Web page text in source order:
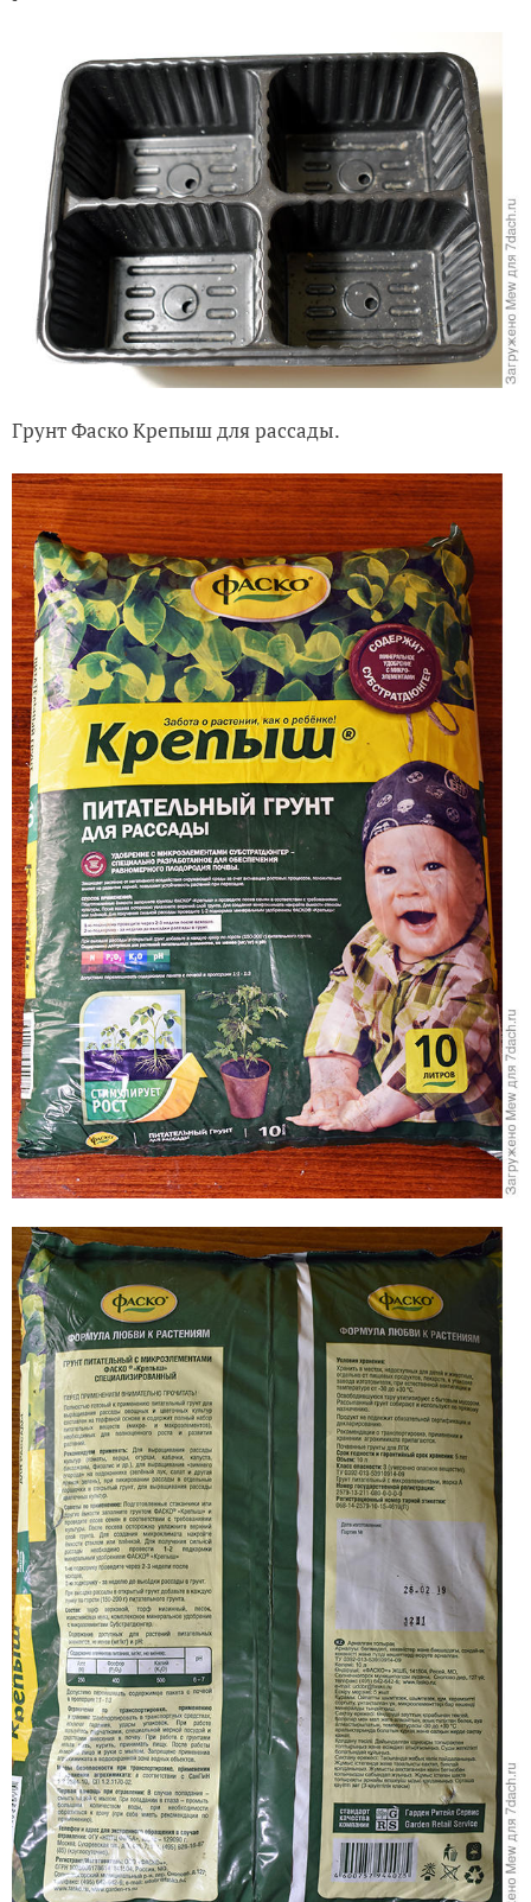
Грунт Фаско Крепыш для рассады.